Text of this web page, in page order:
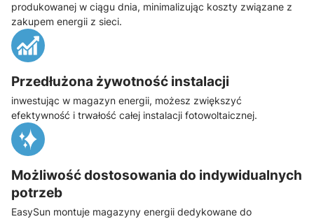
produkowanej w ciągu dnia, minimalizując koszty związane z
zakupem energii z sieci.
Przedłużona żywotność instalacji
inwestując w magazyn energii, możesz zwiększyć
efektywność i trwałość całej instalacji fotowoltaicznej.
Możliwość dostosowania do indywidualnych
potrzeb
EasySun montuje magazyny energii dedykowane do